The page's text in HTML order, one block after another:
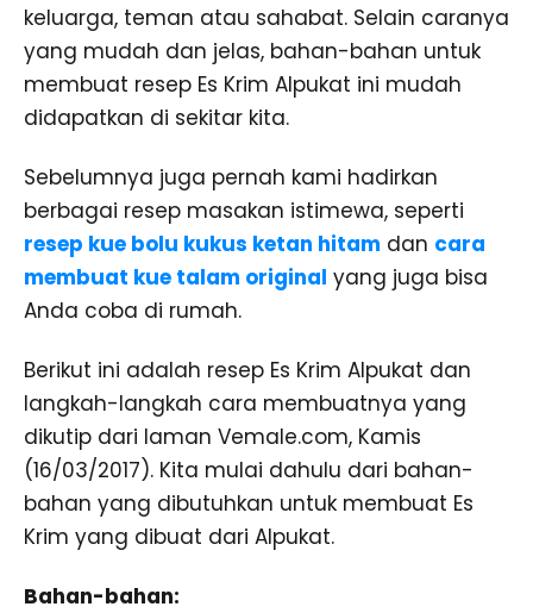
keluarga, teman atau sahabat. Selain caranya
yang mudah dan jelas, bahan-bahan untuk
membuat resep Es Krim Alpukat ini mudah
didapatkan di sekitar kita.
Sebelumnya juga pernah kami hadirkan
berbagai resep masakan istimewa, seperti
resep kue bolu kukus ketan hitam dan cara
membuat kue talam original yang juga bisa
Anda coba di rumah.
Berikut ini adalah resep Es Krim Alpukat dan
langkah-langkah cara membuatnya yang
dikutip dari laman Vemale.com, Kamis
(16/03/2017). Kita mulai dahulu dari bahan-
bahan yang dibutuhkan untuk membuat Es
Krim yang dibuat dari Alpukat.
Bahan-bahan: